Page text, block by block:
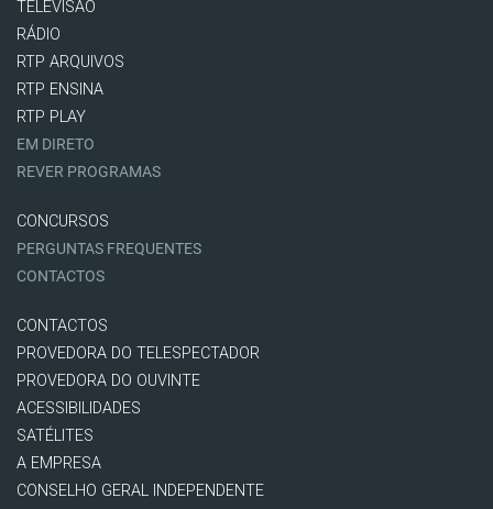
TELEVISÃO
RÁDIO
RTP ARQUIVOS
RTP ENSINA
RTP PLAY
EM DIRETO
REVER PROGRAMAS
CONCURSOS
PERGUNTAS FREQUENTES
CONTACTOS
CONTACTOS
PROVEDORA DO TELESPECTADOR
PROVEDORA DO OUVINTE
ACESSIBILIDADES
SATÉLITES
A EMPRESA
CONSELHO GERAL INDEPENDENTE